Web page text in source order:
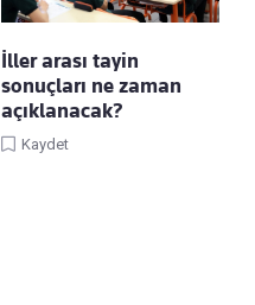
İller arası tayin
sonuçları ne zaman
açıklanacak?
Kaydet